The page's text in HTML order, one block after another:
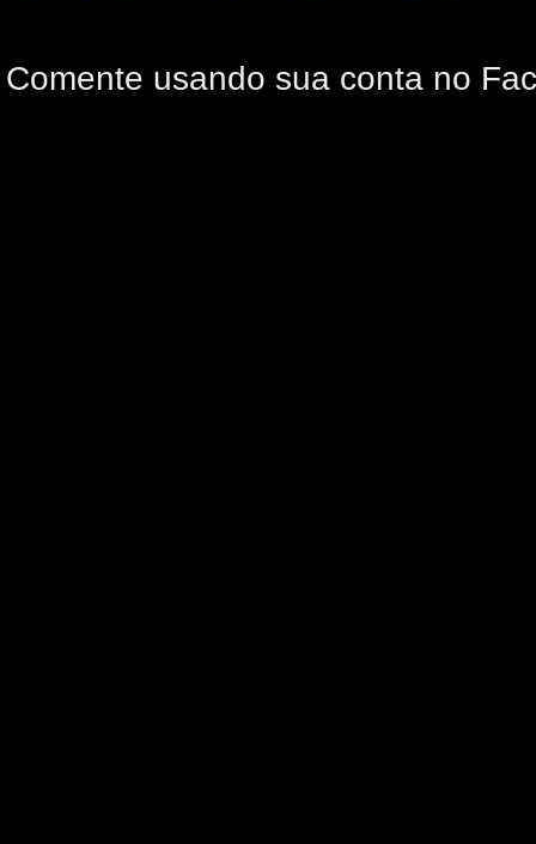
Comente usando sua conta no